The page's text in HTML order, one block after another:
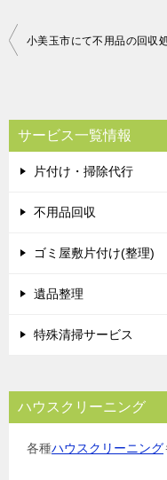
投
ビ
ゲ
ー
シ
サービス一覧情報
片付け・掃除代行
不用品回収
ゴミ屋敷片付け(整理)
遺品整理
特殊清掃サービス
ハウスクリーニング
各種ハウスクリーニング